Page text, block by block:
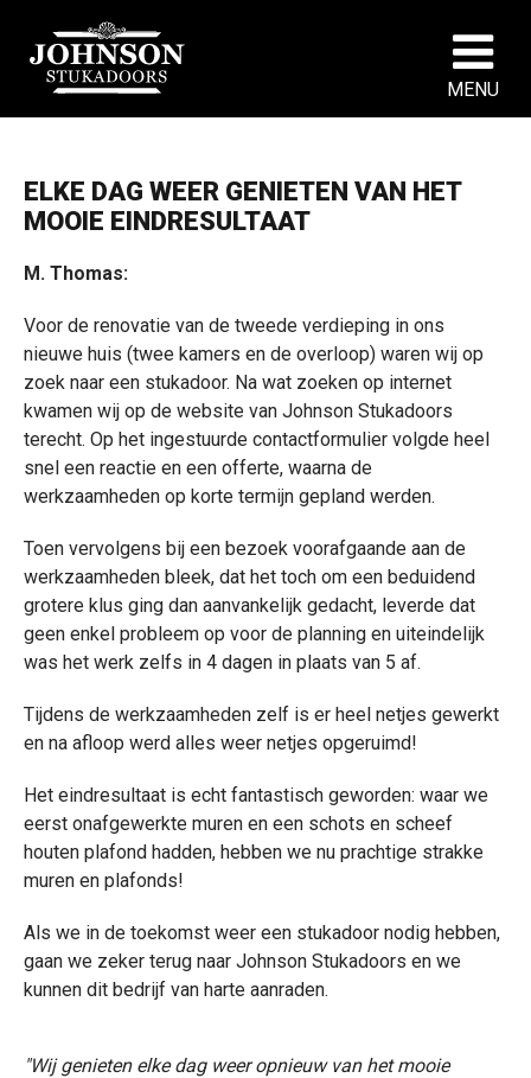
MENU
ELKE DAG WEER GENIETEN VAN HET
MOOIE EINDRESULTAAT
M. Thomas:
Voor de renovatie van de tweede verdieping in ons
nieuwe huis (twee kamers en de overloop) waren wij op
zoek naar een stukadoor. Na wat zoeken op internet
kwamen wij op de website van Johnson Stukadoors
terecht. Op het ingestuurde contactformulier volgde heel
snel een reactie en een offerte, waarna de
werkzaamheden op korte termijn gepland werden.
Toen vervolgens bij een bezoek voorafgaande aan de
werkzaamheden bleek, dat het toch om een beduidend
grotere klus ging dan aanvankelijk gedacht, leverde dat
geen enkel probleem op voor de planning en uiteindelijk
was het werk zelfs in 4 dagen in plaats van 5 af.
Tijdens de werkzaamheden zelf is er heel netjes gewerkt
en na afloop werd alles weer netjes opgeruimd!
Het eindresultaat is echt fantastisch geworden: waar we
eerst onafgewerkte muren en een schots en scheef
houten plafond hadden, hebben we nu prachtige strakke
muren en plafonds!
Als we in de toekomst weer een stukadoor nodig hebben,
gaan we zeker terug naar Johnson Stukadoors en we
kunnen dit bedrijf van harte aanraden.
"Wij genieten elke dag weer opnieuw van het mooie